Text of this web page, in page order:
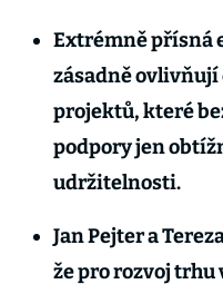
Extrémně přísná
zásadně
projektů, které
podpory jen
udržitelnosti.
Jan Pejter a
že pro rozvoj trhu